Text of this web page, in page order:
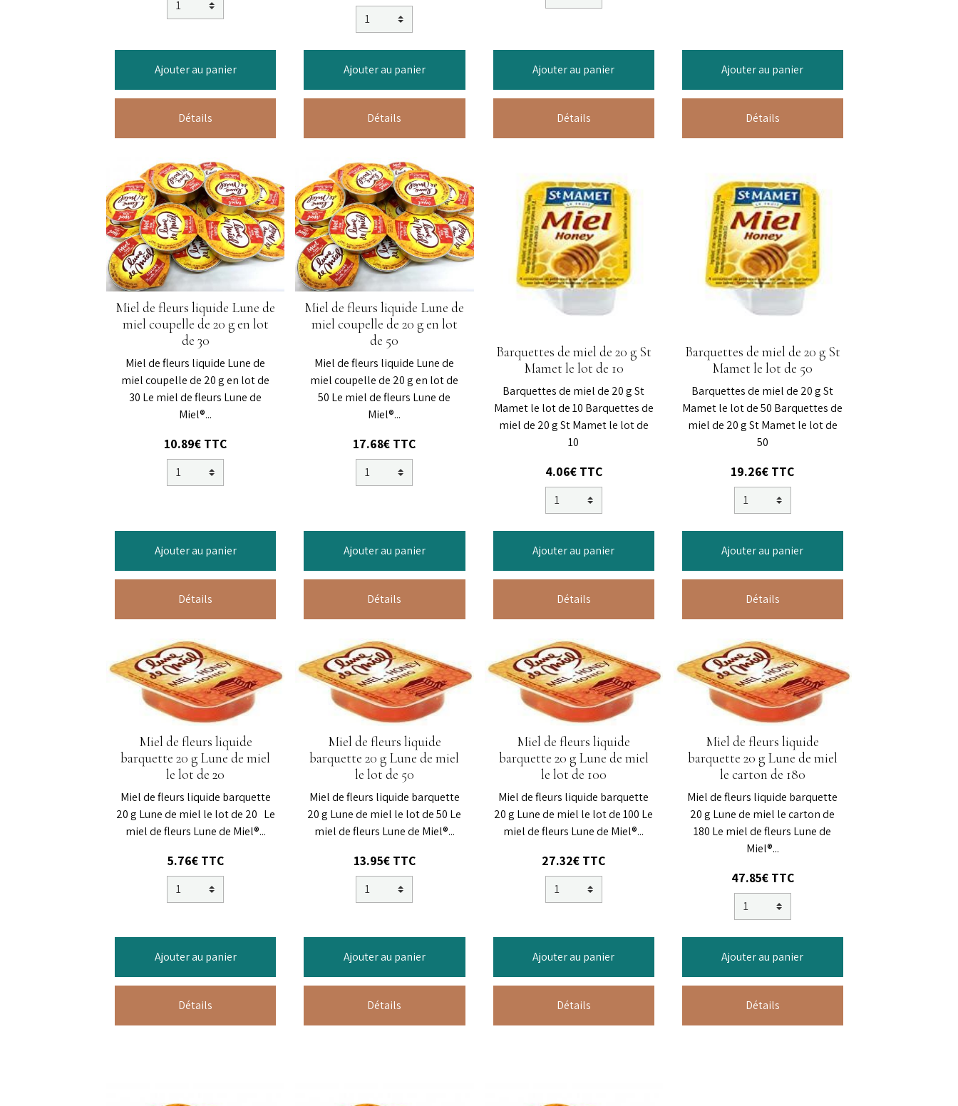
Ajouter au panier
Détails
Ajouter au panier
Détails
Ajouter au panier
Détails
Ajouter au panier
Détails
Miel de fleurs liquide Lune de
miel coupelle de 20 g en lot
de 30
Miel de fleurs liquide Lune de
miel coupelle de 20 g en lot de
30 Le miel de fleurs Lune de
Miel®...
10.89€ TTC
Ajouter au panier
Détails
Miel de fleurs liquide Lune de
miel coupelle de 20 g en lot
de 50
Miel de fleurs liquide Lune de
miel coupelle de 20 g en lot de
50 Le miel de fleurs Lune de
Miel®...
17.68€ TTC
Ajouter au panier
Détails
Barquettes de miel de 20 g St
Mamet le lot de 10
Barquettes de miel de 20 g St
Mamet le lot de 10 Barquettes de
miel de 20 g St Mamet le lot de
10
4.06€ TTC
Ajouter au panier
Détails
Barquettes de miel de 20 g St
Mamet le lot de 50
Barquettes de miel de 20 g St
Mamet le lot de 50 Barquettes de
miel de 20 g St Mamet le lot de
50
19.26€ TTC
Ajouter au panier
Détails
Miel de fleurs liquide
barquette 20 g Lune de miel
le lot de 20
Miel de fleurs liquide barquette
20 g Lune de miel le lot de 20 Le
miel de fleurs Lune de Miel®...
5.76€ TTC
Ajouter au panier
Détails
Miel de fleurs liquide
barquette 20 g Lune de miel
le lot de 50
Miel de fleurs liquide barquette
20 g Lune de miel le lot de 50 Le
miel de fleurs Lune de Miel®...
13.95€ TTC
Ajouter au panier
Détails
Miel de fleurs liquide
barquette 20 g Lune de miel
le lot de 100
Miel de fleurs liquide barquette
20 g Lune de miel le lot de 100 Le
miel de fleurs Lune de Miel®...
27.32€ TTC
Ajouter au panier
Détails
Miel de fleurs liquide
barquette 20 g Lune de miel
le carton de 180
Miel de fleurs liquide barquette
20 g Lune de miel le carton de
180 Le miel de fleurs Lune de
Miel®...
47.85€ TTC
Ajouter au panier
Détails